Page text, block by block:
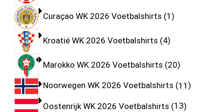
Curaçao WK 2026 Voetbalshirts 1
Kroatië WK 2026 Voetbalshirts 4
Marokko WK 2026 Voetbalshirts 20
Noorwegen WK 2026 Voetbalshirts 11
Oostenrijk WK 2026 Voetbalshirts 13